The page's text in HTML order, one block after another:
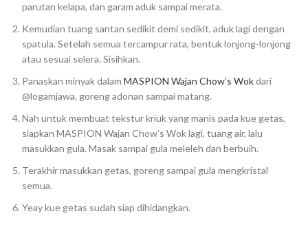
parutan kelapa, dan garam aduk sampai merata.
Kemudian tuang santan sedikit demi sedikit, aduk lagi dengan
spatula. Setelah semua tercampur rata, bentuk lonjong-lonjong
atau sesuai selera. Sisihkan.
Panaskan minyak dalam MASPION Wajan Chow’s Wokdari
@logamjawa, goreng adonan sampai matang.
Nah untuk membuat tekstur kriuk yang manis pada kue getas,
siapkan MASPION Wajan Chow’s Wok lagi, tuang air, lalu
masukkan gula. Masak sampai gula meleleh dan berbuih.
Terakhir masukkan getas, goreng sampai gula mengkristal
semua.
Yeay kue getas sudah siap dihidangkan.